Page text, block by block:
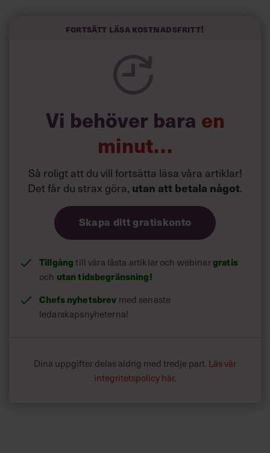
Logga in
Fortsätt läsa kostnadsfritt!
Vi behöver bara en
minut…
Så roligt att du vill fortsätta läsa våra artiklar!
Det får du strax göra, utan att betala något.
Skapa ditt gratiskonto
Tillgångtill våra låsta artiklar och webinargratis
och utan tidsbegränsning!
Chefs nyhetsbrev med senaste
ledarskapsnyheterna!
Dina uppgifter delas aldrig med tredje part. Läs vår
integritetspolicy här.